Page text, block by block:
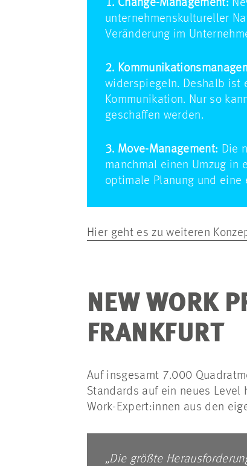
1. Change-Management:
unternehmenskultureller
Veränderung im
2.
widerspiegeln. Deshalb ist
Kommunikation. Nur so
geschaffen werden.
3. Move-Management: Die
manchmal einen Umzug in
optimale Planung und eine
Hier geht es zu weiteren
NEW WORK
FRANKFURT
Auf insgesamt 7.000
Standards auf ein neues Level
Work-Expert:innen aus den
„Die größte